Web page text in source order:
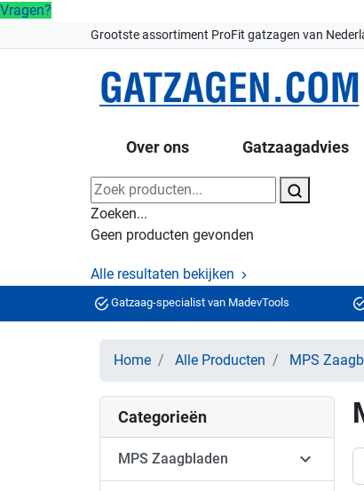
Vragen?
Grootste assortiment ProFit gatzagen van
Over ons Gatzaagadvies
Zoeken...
Geen producten gevonden
Alle resultaten bekijken
Gatzaag-specialist van MadevTools
Home Alle Producten MPS
Categorieën
MPS Zaagbladen 